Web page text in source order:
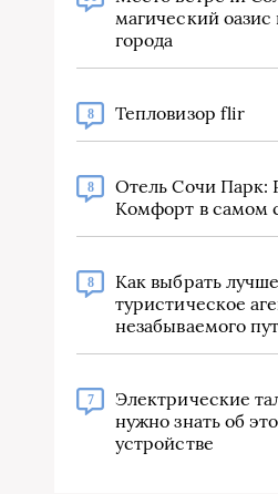
магический
города
8 Тепловизор flir
8
Отель Сочи Парк:
Комфорт в самом
8
Как выбрать
туристическое
незабываемого
7
Электрические
нужно знать об
устройстве